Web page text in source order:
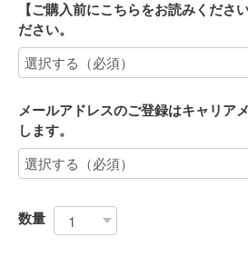
【ご購入前にこちらをお読みくださ
ださい。
メールアドレスのご登録はキャリア
します。
数量